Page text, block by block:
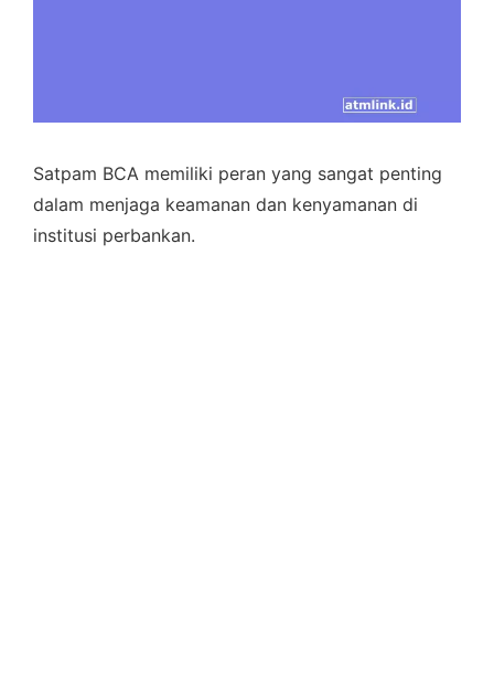
Satpam BCA memiliki peran yang sangat penting
dalam menjaga keamanan dan kenyamanan di
institusi perbankan.